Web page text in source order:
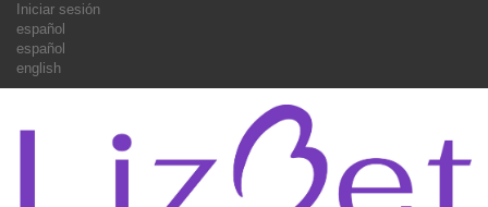
Iniciar sesión
español
español
english